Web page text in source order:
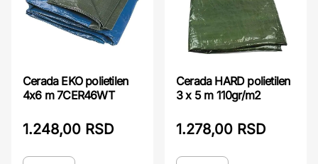
Cerada EKO polietilen
4x6 m 7CER46WT
1.248,00 RSD
Cerada HARD polietilen
3 x 5 m 110gr/m2
1.278,00 RSD